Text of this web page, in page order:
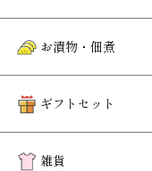
お漬物・佃煮
ギフトセット
雑貨